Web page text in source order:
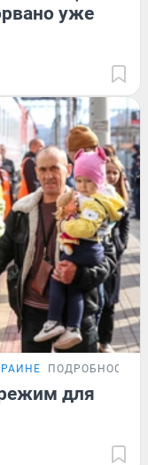
уже
ПОДРОБНОСТИ
для